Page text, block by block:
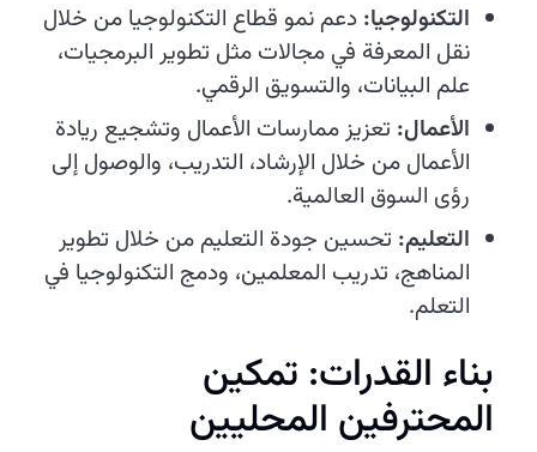
التكنولوجيا: دعم نمو قطاع التكنولوجيا من خلال
نقل المعرفة في مجالات مثل تطوير البرمجيات،
علم البيانات، والتسويق الرقمي.
الأعمال: تعزيز ممارسات الأعمال وتشجيع ريادة
الأعمال من خلال الإرشاد، التدريب، والوصول إلى
رؤى السوق العالمية.
التعليم: تحسين جودة التعليم من خلال تطوير
المناهج، تدريب المعلمين، ودمج التكنولوجيا في
التعلم.
بناء القدرات: تمكين
المحترفين المحليين